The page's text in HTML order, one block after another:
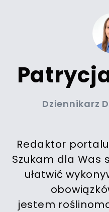
Dziennikarz
Redaktor
Szukam dla Was
ułatwić
jestem